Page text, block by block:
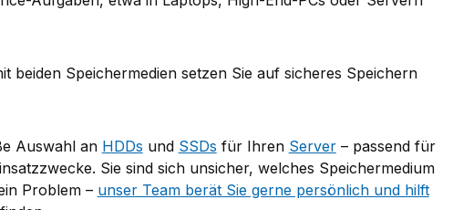
beiden Speichermedien setzen Sie auf sicheres Speichern
Auswahl an HDDs und SSDs für Ihren Server– passend für
Sie sind sich unsicher, welches Speichermedium
Problem – unser Team berät Sie gerne persönlich und hilft